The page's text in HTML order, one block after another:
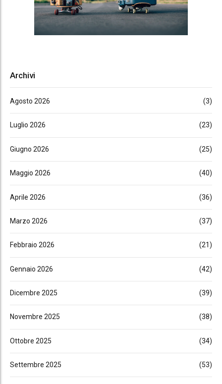
Archivi
Agosto 2026 (3)
Luglio 2026 (23)
Giugno 2026 (25)
Maggio 2026 (40)
Aprile 2026 (36)
Marzo 2026 (37)
Febbraio 2026 (21)
Gennaio 2026 (42)
Dicembre 2025 (39)
Novembre 2025 (38)
Ottobre 2025 (34)
Settembre 2025 (53)